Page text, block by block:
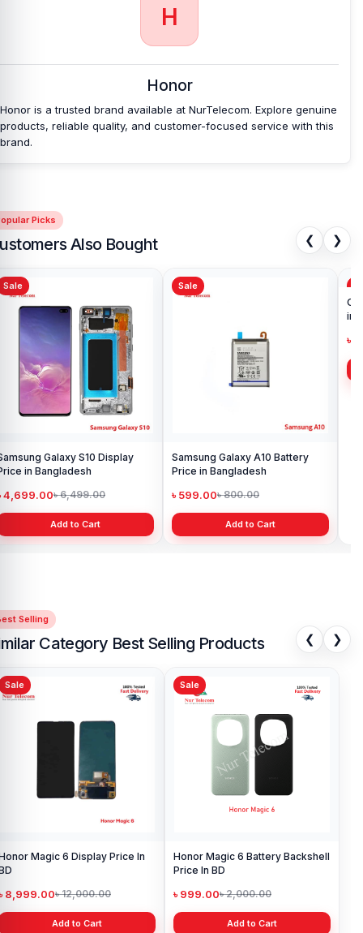
H
Honor
Honor is a trusted brand available at NurTelecom. Explore genuine
products, reliable quality, and customer-focused service with this
brand.
Picks
Also Bought ❮ ❯
Sale
Galaxy S10 Display
in Bangladesh
4,699.00৳ 6,499.00
Add to Cart
Sale
Samsung Galaxy A10 Battery
Price in Bangladesh
৳ 599.00৳ 800.00
Add to Cart
Selling
Category Best Selling Products ❮ ❯
Sale
Magic 6 Display Price In
8,999.00৳ 12,000.00
Add to Cart
Sale
Honor Magic 6 Battery Backshell
Price In BD
৳ 999.00৳ 2,000.00
Add to Cart